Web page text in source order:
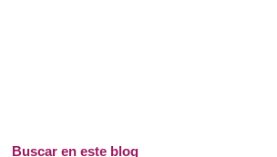
Buscar en este blog